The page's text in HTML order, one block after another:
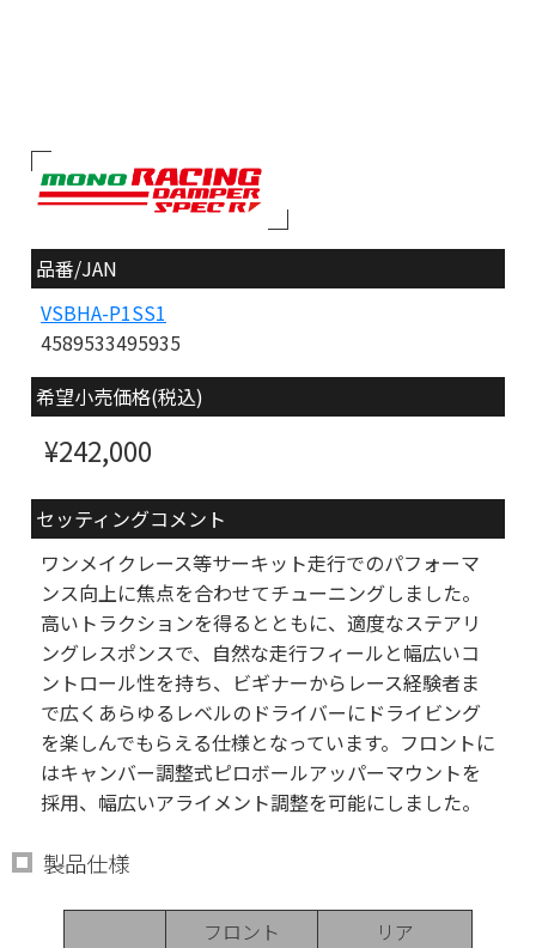
品番/JAN
VSBHA-P1SS1
4589533495935
希望小売価格(税込)
¥242,000
セッティングコメント
ワンメイクレース等サーキット走行でのパフォーマ
ンス向上に焦点を合わせてチューニングしました。
高いトラクションを得るとともに、適度なステアリ
ングレスポンスで、自然な走行フィールと幅広いコ
ントロール性を持ち、ビギナーからレース経験者ま
で広くあらゆるレベルのドライバーにドライビング
を楽しんでもらえる仕様となっています。フロントに
はキャンバー調整式ピロボールアッパーマウントを
採用、幅広いアライメント調整を可能にしました。
製品仕様
フロント
リア